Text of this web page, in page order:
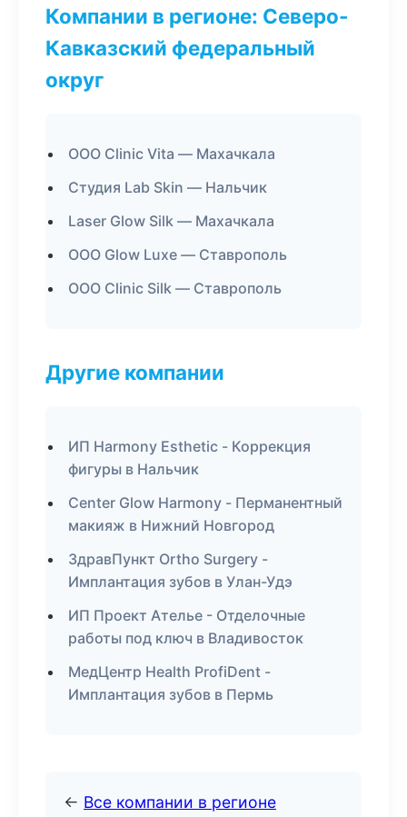
Компании в регионе: Северо-
Кавказский федеральный
округ
ООО Clinic Vita — Махачкала
Студия Lab Skin — Нальчик
Laser Glow Silk — Махачкала
ООО Glow Luxe — Ставрополь
ООО Clinic Silk — Ставрополь
Другие компании
ИП Harmony Esthetic - Коррекция
фигуры в Нальчик
Center Glow Harmony - Перманентный
макияж в Нижний Новгород
ЗдравПункт Ortho Surgery -
Имплантация зубов в Улан-Удэ
ИП Проект Ателье - Отделочные
работы под ключ в Владивосток
МедЦентр Health ProfiDent -
Имплантация зубов в Пермь
← Все компании в регионе